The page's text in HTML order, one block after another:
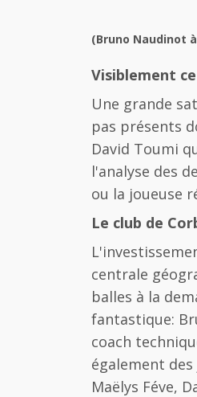
(Bruno Naudinot
Visiblement
Une grande
pas présents
David Toumi
l'analyse des
ou la joueuse
Le club de
centrale
balles à la
fantastique:
coach
également
Maëlys Féve,